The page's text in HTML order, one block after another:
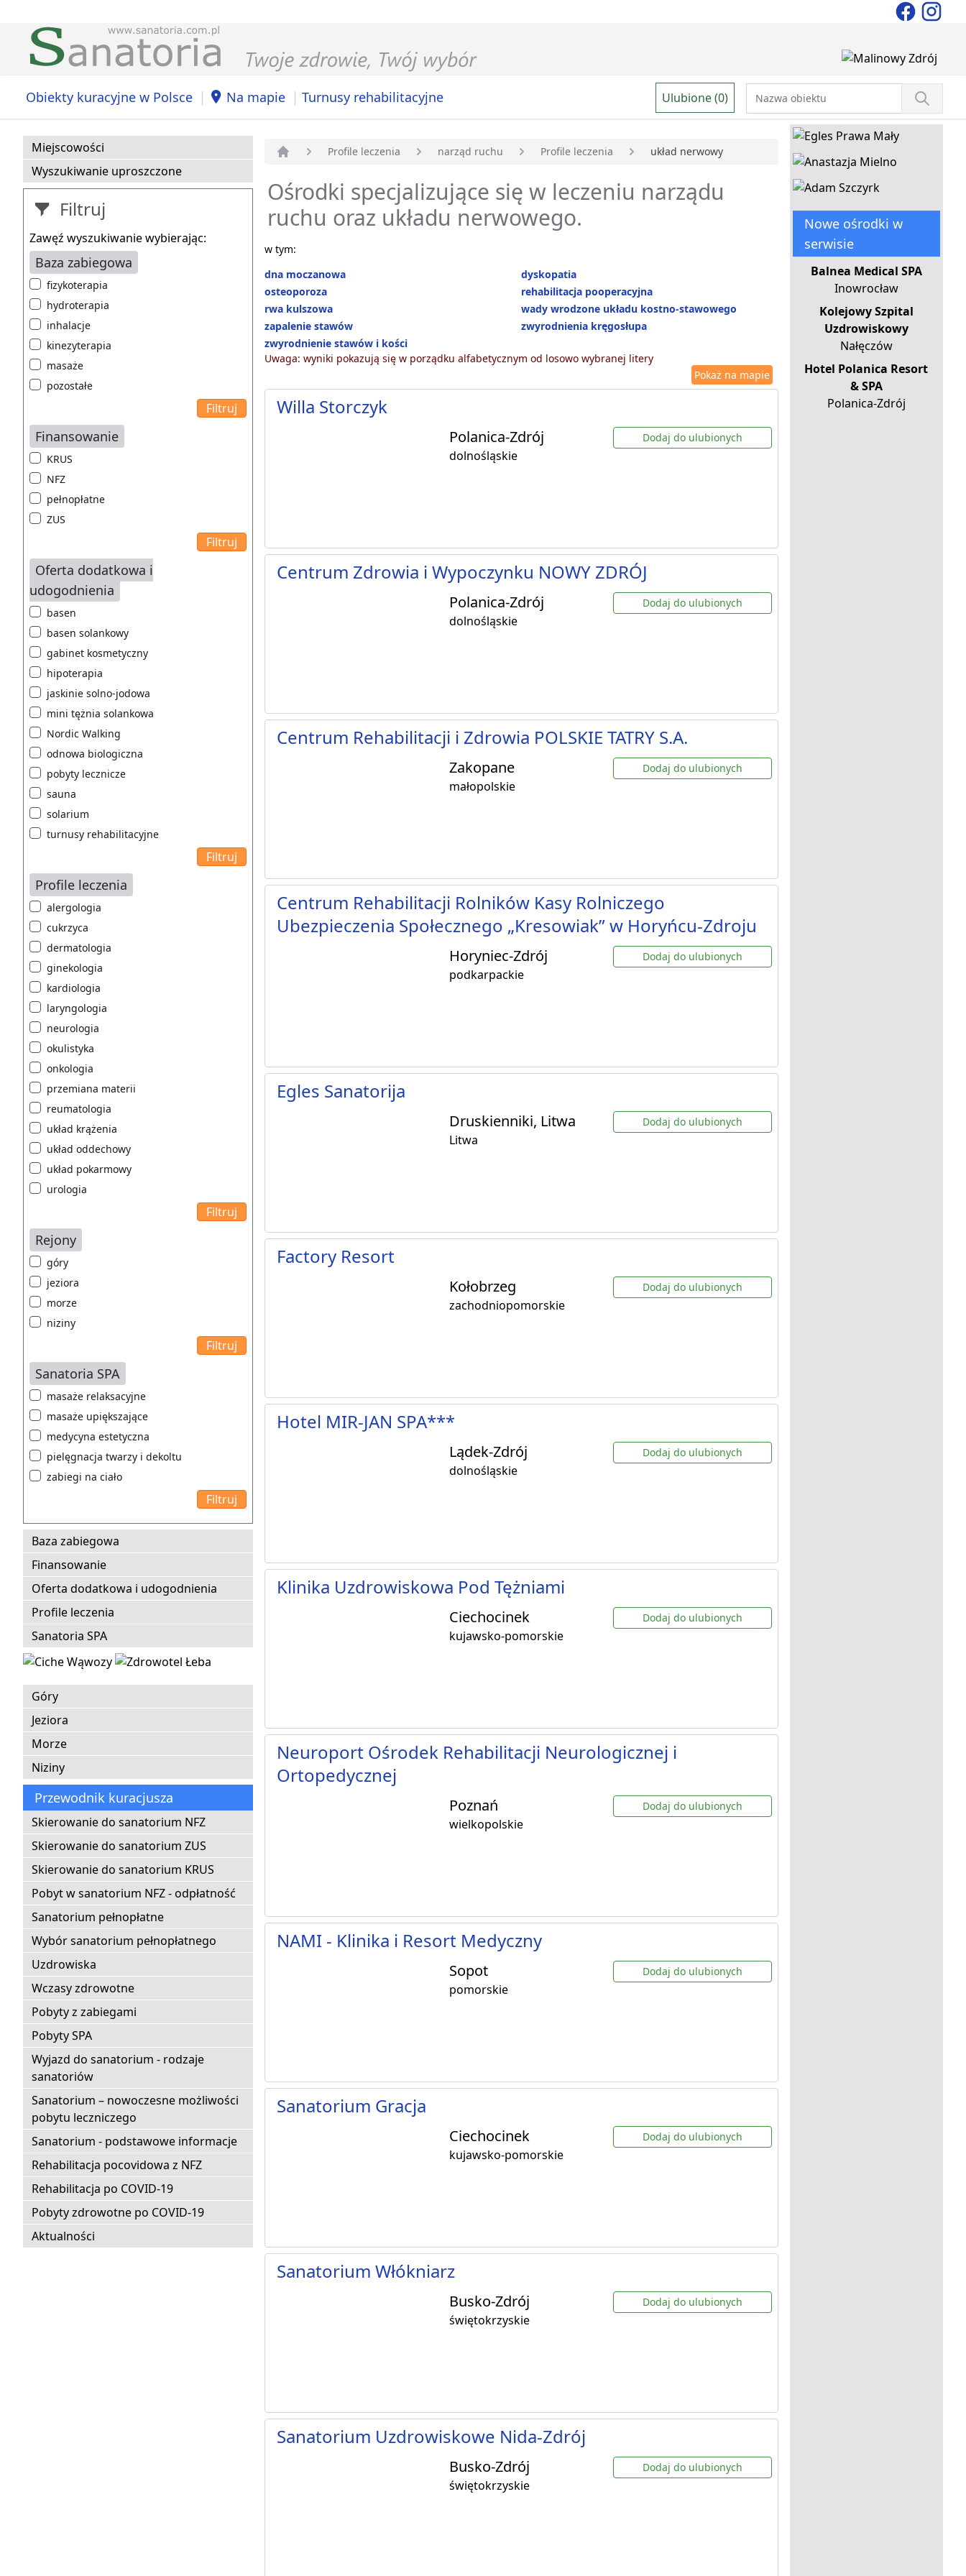
Obiekty kuracyjne w Polsce | Na mapie | Turnusy rehabilitacyjne Ulubione (0)
Miejscowości
Wyszukiwanie uproszczone
Filtruj
Zawęź wyszukiwanie wybierając:
Baza zabiegowa
fizykoterapia
hydroterapia
inhalacje
kinezyterapia
masaże
pozostałe
Finansowanie
KRUS
NFZ
pełnopłatne
ZUS
Oferta dodatkowa i
udogodnienia
basen
basen solankowy
gabinet kosmetyczny
hipoterapia
jaskinie solno-jodowa
mini tężnia solankowa
Nordic Walking
odnowa biologiczna
pobyty lecznicze
sauna
solarium
turnusy rehabilitacyjne
Profile leczenia
alergologia
cukrzyca
dermatologia
ginekologia
kardiologia
laryngologia
neurologia
okulistyka
onkologia
przemiana materii
reumatologia
układ krążenia
układ oddechowy
układ pokarmowy
urologia
Rejony
góry
jeziora
morze
niziny
Sanatoria SPA
masaże relaksacyjne
masaże upiększające
medycyna estetyczna
pielęgnacja twarzy i dekoltu
zabiegi na ciało
Baza zabiegowa
Finansowanie
Oferta dodatkowa i udogodnienia
Profile leczenia
Sanatoria SPA
Góry
Jeziora
Morze
Niziny
Przewodnik kuracjusza
Skierowanie do sanatorium NFZ
Skierowanie do sanatorium ZUS
Skierowanie do sanatorium KRUS
Pobyt w sanatorium NFZ - odpłatność
Sanatorium pełnopłatne
Wybór sanatorium pełnopłatnego
Uzdrowiska
Wczasy zdrowotne
Pobyty z zabiegami
Pobyty SPA
Wyjazd do sanatorium - rodzaje
sanatoriów
Sanatorium – nowoczesne możliwości
pobytu leczniczego
Sanatorium - podstawowe informacje
Rehabilitacja pocovidowa z NFZ
Rehabilitacja po COVID-19
Pobyty zdrowotne po COVID-19
Aktualności
Profile leczenia narząd ruchu Profile leczenia układ nerwowy
Ośrodki specjalizujące się w leczeniu narządu
ruchu oraz układu nerwowego.
w tym:
dna moczanowa
dyskopatia
osteoporoza
rehabilitacja pooperacyjna
rwa kulszowa
wady wrodzone układu kostno-stawowego
zapalenie stawów
zwyrodnienia kręgosłupa
zwyrodnienie stawów i kości
Uwaga: wyniki pokazują się w porządku alfabetycznym od losowo wybranej litery
Pokaż na mapie
Willa Storczyk
Polanica-Zdrój
dolnośląskie
Dodaj do ulubionych
Centrum Zdrowia i Wypoczynku NOWY ZDRÓJ
Polanica-Zdrój
dolnośląskie
Dodaj do ulubionych
Centrum Rehabilitacji i Zdrowia POLSKIE TATRY S.A.
Zakopane
małopolskie
Dodaj do ulubionych
Centrum Rehabilitacji Rolników Kasy Rolniczego
Ubezpieczenia Społecznego „Kresowiak” w Horyńcu-Zdroju
Horyniec-Zdrój
podkarpackie
Dodaj do ulubionych
Egles Sanatorija
Druskienniki, Litwa
Litwa
Dodaj do ulubionych
Factory Resort
Kołobrzeg
zachodniopomorskie
Dodaj do ulubionych
Hotel MIR-JAN SPA***
Lądek-Zdrój
dolnośląskie
Dodaj do ulubionych
Klinika Uzdrowiskowa Pod Tężniami
Ciechocinek
kujawsko-pomorskie
Dodaj do ulubionych
Neuroport Ośrodek Rehabilitacji Neurologicznej i
Ortopedycznej
Poznań
wielkopolskie
Dodaj do ulubionych
NAMI - Klinika i Resort Medyczny
Sopot
pomorskie
Dodaj do ulubionych
Sanatorium Gracja
Ciechocinek
kujawsko-pomorskie
Dodaj do ulubionych
Sanatorium Włókniarz
Busko-Zdrój
świętokrzyskie
Dodaj do ulubionych
Sanatorium Uzdrowiskowe Nida-Zdrój
Busko-Zdrój
świętokrzyskie
Dodaj do ulubionych
Nowe ośrodki w
serwisie
Balnea Medical SPA
Inowrocław
Kolejowy Szpital
Uzdrowiskowy
Nałęczów
Hotel Polanica Resort
& SPA
Polanica-Zdrój